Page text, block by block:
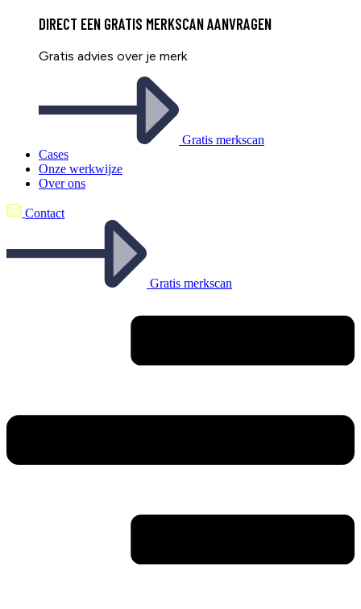
DIRECT EEN GRATIS MERKSCAN AANVRAGEN
Gratis advies over je merk
Gratis merkscan
Cases
Onze werkwijze
Over ons
Contact
Gratis merkscan